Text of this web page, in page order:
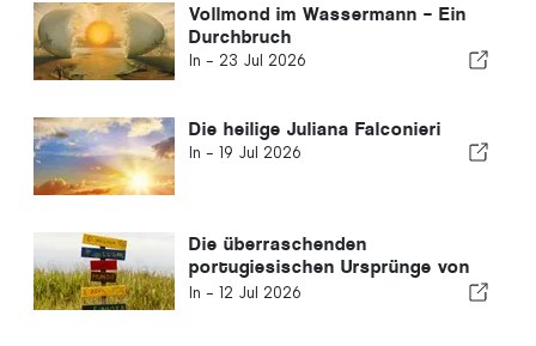
Vollmond im Wassermann – Ein
Durchbruch
In - 23 Jul 2026
Die heilige Juliana Falconieri
In - 19 Jul 2026
Die überraschenden
portugiesischen Ursprünge von
Wörtern, die Sie noch nicht
In - 12 Jul 2026